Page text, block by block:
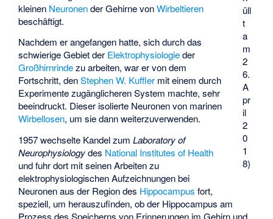
üll
t
a
m
2
6.
A
pr
il
2
0
1
8)
kleinen Neuronender Gehirne vonWirbeltieren
beschäftigt.
Nachdem er angefangen hatte, sich durch das
schwierige Gebiet der Elektrophysiologieder
Großhirnrindezu arbeiten, war er von dem
Fortschritt, denStephen W. Kuffler mit einem durch
Experimente zugänglicheren System machte, sehr
beeindruckt. Dieser isolierte Neuronen von marinen
Wirbellosen, um sie dann weiterzuverwenden.
1957 wechselte Kandel zumLaboratory of
Neurophysiologydes National Institutes of Health
und fuhr dort mit seinen Arbeiten zu
elektrophysiologischen Aufzeichnungen bei
Neuronen aus der Region des Hippocampus fort,
speziell, um herauszufinden, ob der Hippocampus am
Prozess des Speicherns von Erinnerungen im Gehirn und